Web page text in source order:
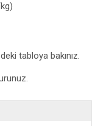
tabloya bakınız.